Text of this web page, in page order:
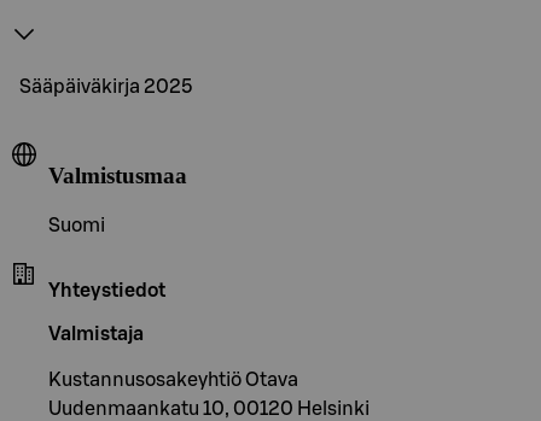
Sääpäiväkirja 2025
Valmistusmaa
Suomi
Yhteystiedot
Valmistaja
Kustannusosakeyhtiö Otava
Uudenmaankatu 10, 00120 Helsinki